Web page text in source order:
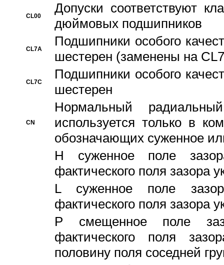
CL00
Допуски соответствуют
дюймовых подшипников
CL7A
Подшипники особого
шестерен (заменены на
CL7C
Подшипники особого
шестерен
CN
Hормальный
используется только в
обозначающих суженное
H суженное поле
фактического поля зазора
L суженное поле
фактического поля зазора
P смещенное поле
фактического поля
половину поля соседней